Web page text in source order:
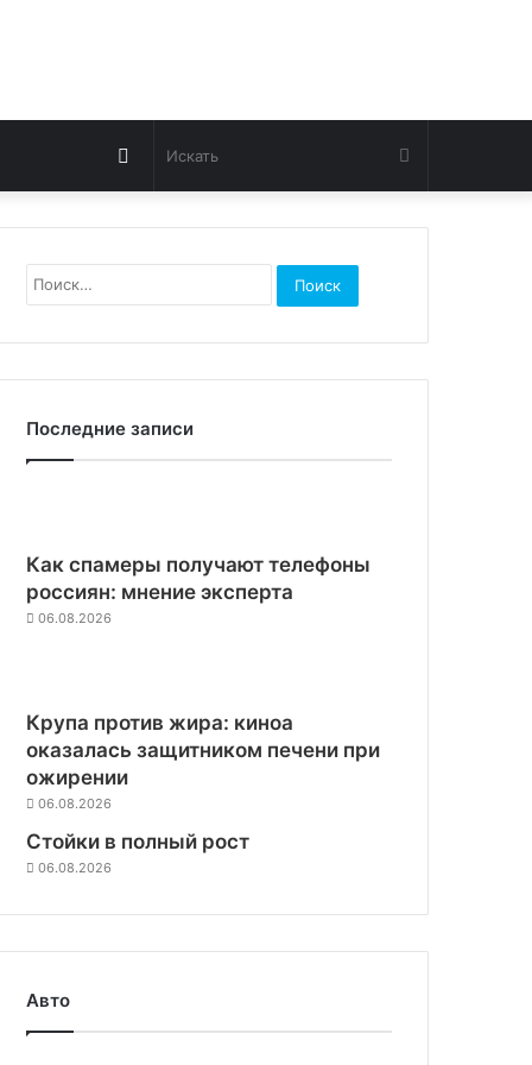
Искать
Switch
skin
Найти:
Последние записи
Как спамеры получают телефоны
россиян: мнение эксперта
06.08.2026
Крупа против жира: киноа
оказалась защитником печени при
ожирении
06.08.2026
Стойки в полный рост
06.08.2026
Авто